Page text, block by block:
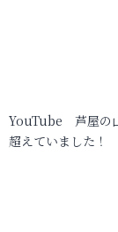
YouTube 芦屋の
超えていました！